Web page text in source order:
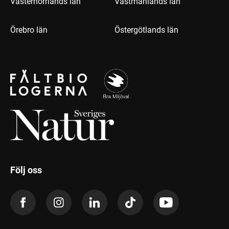
Örebro län Östergötlands län
Följ oss